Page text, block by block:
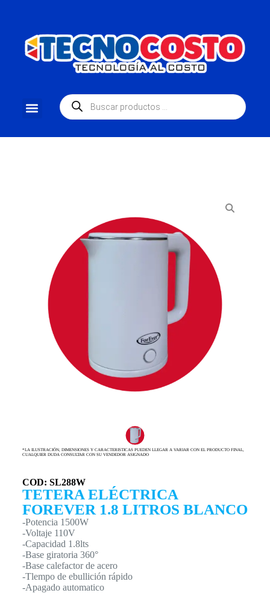
*LA ILUSTRACIÓN, DIMENSIONES Y CARACTERISTICAS PUEDEN LLEGAR A VARIAR CON EL PRODUCTO FINAL,
CUALQUIER DUDA CONSULTAR CON SU VENDEDOR ASIGNADO
COD: SL288W
TETERA ELÉCTRICA
FOREVER 1.8 LITROS BLANCO
-Potencia 1500W
-Voltaje 110V
-Capacidad 1.8lts
-Base giratoria 360°
-Base calefactor de acero
-Tlempo de ebullición rápido
-Apagado automatico